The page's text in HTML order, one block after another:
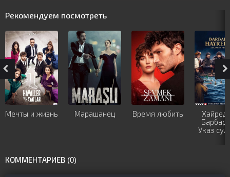
Рекомендуем посмотреть
Мечты и жизнь Марашанец Время любить
Указ
КОММЕНТАРИЕВ (0)